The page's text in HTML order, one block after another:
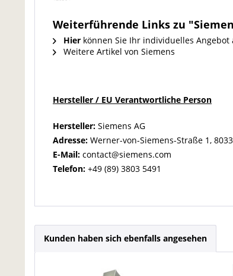
Weiterführende Links zu
Hier können Sie Ihr individuelles Angebot
Weitere Artikel von Siemens
Hersteller / EU Verantwortliche Person
Hersteller: Siemens AG
Adresse: Werner-von-Siemens-Straße 1,
E-Mail: contact@siemens.com
Telefon: +49 (89) 3803 5491
Kunden haben sich ebenfalls angesehen